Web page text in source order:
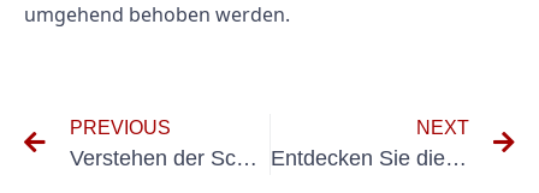
umgehend behoben werden.
PREVIOUS
Verstehen der Schlüsselkomponenten eines Inspektionsberichts für ein elektrisches System
NEXT
Entdecken Sie die neuesten Innovationen bei DIN VDE-Elektroinstallationen